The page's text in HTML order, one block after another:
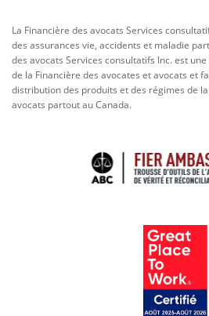
La Financière des avocats Services
des assurances vie, accidents et maladie
des avocats Services consultatifs Inc. est
de la Financière des avocates et avocats et
distribution des produits et des régimes de
avocats partout au Canada.